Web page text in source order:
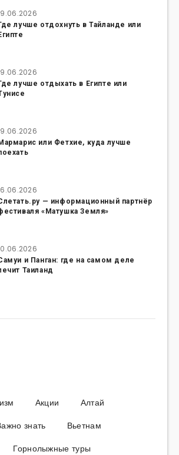
лучше отдохнуть в Тайланде или
лучше отдыхать в Египте или
или Фетхие, куда лучше
— информационный партнёр
«Матушка Земля»
и Панган: где на самом деле
Таиланд
Акции
Алтай
знать
Вьетнам
Горнолыжные туры